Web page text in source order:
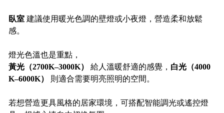
臥室 建議使用暖光色調的壁燈或小夜燈，營造柔和放鬆
感。
燈光色溫也是重點，
黃光（2700K–3000K）
給人溫暖舒適的感覺， 白光（4000
K–6000K）
則適合需要明亮照明的空間。
若想營造更具風格的居家環境，可搭配智能調光或遙控燈